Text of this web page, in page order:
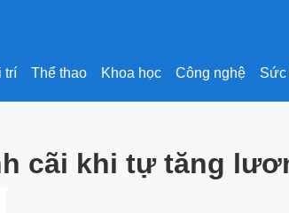
trí Thể thao Khoa học Công nghệ Sức
cãi khi tự tăng